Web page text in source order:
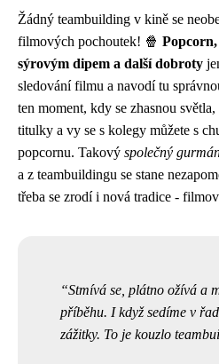
Žádný teambuilding v kině se
filmových pochoutek! 🍿
sýrovým dipem a další dobroty
sledování filmu a navodí tu
ten moment, kdy se zhasnou
titulky a vy se s kolegy můžete s
popcornu. Takový společný
a z teambuildingu se stane
třeba se zrodí i nová tradice -
Stmívá se, plátno ožívá a
příběhu. I když sedíme v
zážitky. To je kouzlo